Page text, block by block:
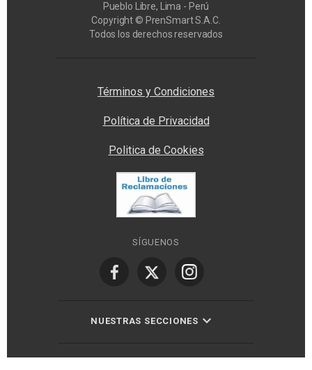
Pueblo Libre, Lima - Perú
Copyright © PrenSmart S.A.C.
Todos los derechos reservados
Términos y Condiciones
Política de Privacidad
Politica de Cookies
SÍGUENOS
NUESTRAS SECCIONES